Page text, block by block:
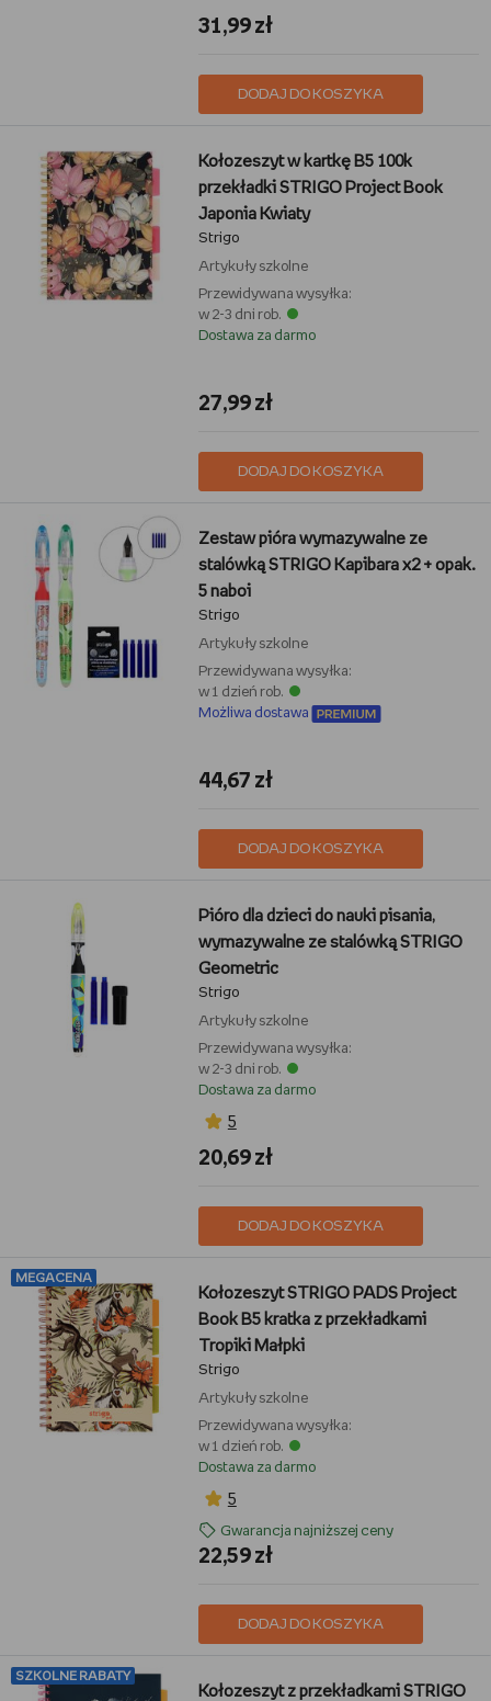
31,99 zł
DODAJ DO KOSZYKA
Kołozeszyt w kartkę B5 100k
przekładki STRIGO Project Book
Japonia Kwiaty
Strigo
Artykuły szkolne
Przewidywana wysyłka:
w 2-3 dni rob.
Dostawa za darmo
27,99 zł
DODAJ DO KOSZYKA
Zestaw pióra wymazywalne ze
stalówką STRIGO Kapibara x2 + opak.
5 naboi
Strigo
Artykuły szkolne
Przewidywana wysyłka:
w 1 dzień rob.
Możliwa dostawa
44,67 zł
DODAJ DO KOSZYKA
Pióro dla dzieci do nauki pisania,
wymazywalne ze stalówką STRIGO
Geometric
Strigo
Artykuły szkolne
Przewidywana wysyłka:
w 2-3 dni rob.
Dostawa za darmo
5
20,69 zł
DODAJ DO KOSZYKA
MEGACENA
Kołozeszyt STRIGO PADS Project
Book B5 kratka z przekładkami
Tropiki Małpki
Strigo
Artykuły szkolne
Przewidywana wysyłka:
w 1 dzień rob.
Dostawa za darmo
5
Gwarancja najniższej ceny
22,59 zł
DODAJ DO KOSZYKA
SZKOLNE RABATY
Kołozeszyt z przekładkami STRIGO